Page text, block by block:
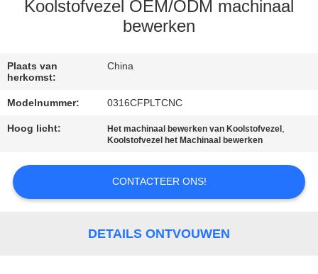
VERZOEK
OM EEN
SITEMAP
PRIVACY
Koolstofvezel OEM/ODM machinaal
bewerken
Plaats van
herkomst:
China
Modelnummer: 0316CFPLTCNC
Hoog licht: Het machinaal bewerken van Koolstofvezel ,
Koolstofvezel het Machinaal bewerken
CONTACTEER ONS!
DETAILS ONTVOUWEN